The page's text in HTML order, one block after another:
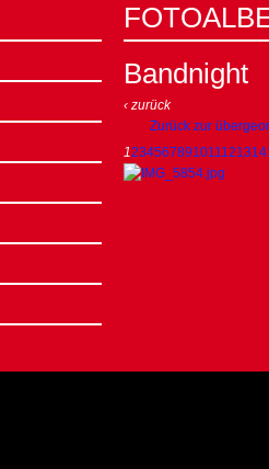
Bandnight
‹ zurück
Zurück zur
1234567891011121314